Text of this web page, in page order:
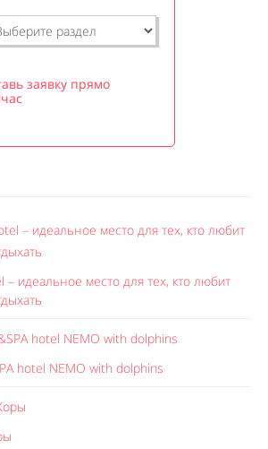
заявку прямо
– идеальное место для тех, кто любит
hotel NEMO with dolphins